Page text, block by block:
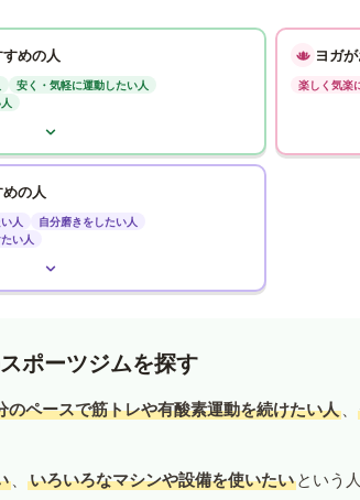
めの人
安く・気軽に運動したい人
ヨガ
楽しく気楽
の人
人
自分磨きをしたい人
い人
ポーツジムを探す
のペースで筋トレや有酸素運動を続けたい人 、
、 いろいろなマシンや設備を使いたい という